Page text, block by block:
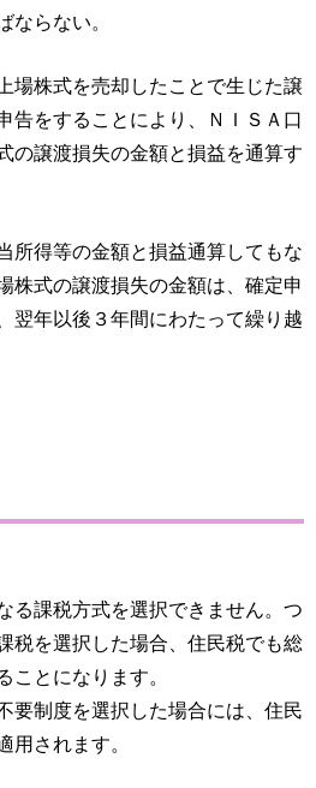
ならない。
場株式を売却したことで生じた譲
告をすることにより、ＮＩＳＡ口
の譲渡損失の金額と損益を通算す
所得等の金額と損益通算してもな
株式の譲渡損失の金額は、確定申
翌年以後３年間にわたって繰り越
る課税方式を選択できません。つ
税を選択した場合、住民税でも総
ことになります。
要制度を選択した場合には、住民
用されます。